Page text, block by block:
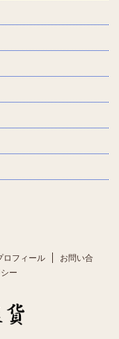
ロフィール
お問い合
ー